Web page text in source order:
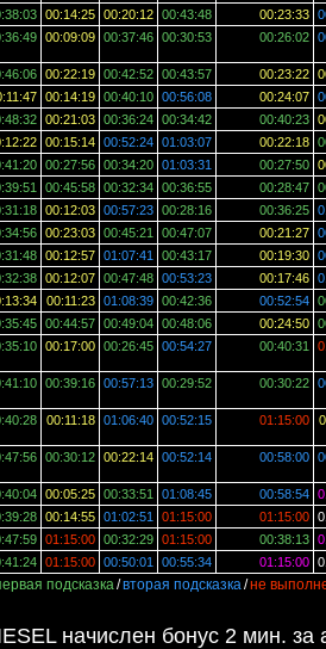
00:14:25 00:20:12 00:43:48 00:23:33
00:09:09 00:37:46 00:30:53 00:26:02
00:22:19 00:42:52 00:43:57 00:23:22
00:14:19 00:40:10 00:56:08 00:24:07
00:21:03 00:36:24 00:34:42 00:40:23
00:15:14 00:52:24 01:03:07 00:22:18
00:27:56 00:34:20 01:03:31 00:27:50
00:45:58 00:32:34 00:36:55 00:28:47
00:12:03 00:57:23 00:28:16 00:36:25
00:23:03 00:45:21 00:47:07 00:21:27
00:12:57 01:07:41 00:43:17 00:19:30
00:12:07 00:47:48 00:53:23 00:17:46
00:11:23 01:08:39 00:42:36 00:52:54
00:44:57 00:49:04 00:48:06 00:24:50
00:17:00 00:26:45 00:54:27 00:40:31
00:39:16 00:57:13 00:29:52 00:30:22
00:11:18 01:06:40 00:52:15 01:15:00
00:30:12 00:22:14 00:52:14 00:58:00
00:05:25 00:33:51 01:08:45 00:58:54
00:14:55 01:02:51 01:15:00 01:15:00
01:15:00 00:32:29 01:15:00 00:38:13
01:15:00 00:50:01 00:55:34 01:15:00
подсказка/вторая подсказка/не
начислен бонус 2 мин. за